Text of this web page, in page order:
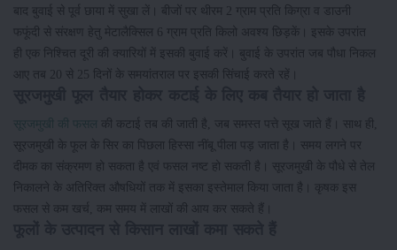
बाद बुवाई से पूर्व छाया में सुखा लें। बीजों पर थीरम 2 ग्राम प्रति किग्रा व डाउनी
फफूंदी से संरक्षण हेतु मेटालैक्सिल 6 ग्राम प्रति किलो अवश्य छिड़कें। इसके उपरांत
ही एक निश्चित दूरी की क्यारियों में इसकी बुवाई करें। बुवाई के उपरांत जब पौधा निकल
आए तब 20 से 25 दिनों के समयांतराल पर इसकी सिंचाई करते रहें।
सूरजमुखी की फसल की कटाई तब की जाती है, जब समस्त पत्ते सूख जाते हैं। साथ ही,
सूरजमुखी के फूल के सिर का पिछला हिस्सा नींबू पीला पड़ जाता है। समय लगने पर
दीमक का संक्रमण हो सकता है एवं फसल नष्ट हो सकती है। सूरजमुखी के पौधे से तेल
निकालने के अतिरिक्त औषधियों तक में इसका इस्तेमाल किया जाता है। कृषक इस
फसल से कम खर्च, कम समय में लाखों की आय कर सकते हैं।